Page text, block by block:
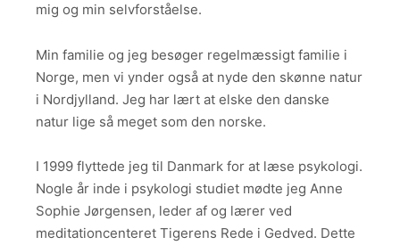
mig og min selvforståelse.
Min familie og jeg besøger regelmæssigt familie i
Norge, men vi ynder også at nyde den skønne natur
i Nordjylland. Jeg har lært at elske den danske
natur lige så meget som den norske.
I 1999 flyttede jeg til Danmark for at læse psykologi.
Nogle år inde i psykologi studiet mødte jeg Anne
Sophie Jørgensen, leder af og lærer ved
meditationcenteret Tigerens Rede i Gedved. Dette